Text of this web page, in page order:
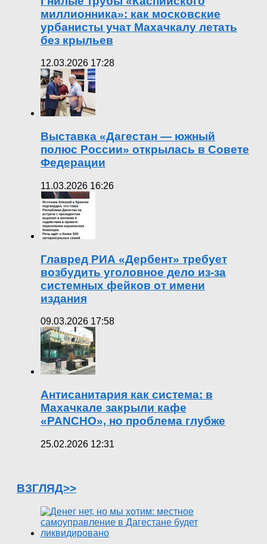
миллионника»: как московские
урбанисты учат Махачкалу летать
без крыльев
12.03.2026 17:28
Выставка «Дагестан — южный
полюс России» открылась в Совете
Федерации
11.03.2026 16:26
Главред РИА «Дербент» требует
возбудить уголовное дело из-за
системных фейков от имени
издания
09.03.2026 17:58
Антисанитария как система: в
Махачкале закрыли кафе
«PANCHO», но проблема глубже
25.02.2026 12:31
ВЗГЛЯД>>